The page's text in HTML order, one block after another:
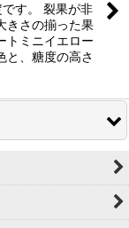
す。 裂果が非
きさの揃った果
トミニイエロー
と、糖度の高さ